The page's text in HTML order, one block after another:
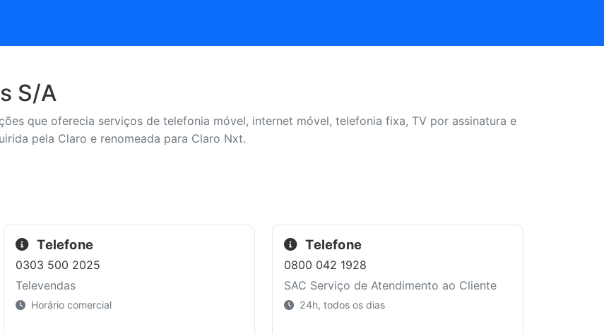
S/A
que oferecia serviços de telefonia móvel, internet móvel, telefonia fixa, TV por assinatura e
pela Claro e renomeada para Claro Nxt.
Telefone
0303 500 2025
Televendas
Horário comercial
Telefone
0800 042 1928
SAC Serviço de Atendimento ao Cliente
24h, todos os dias